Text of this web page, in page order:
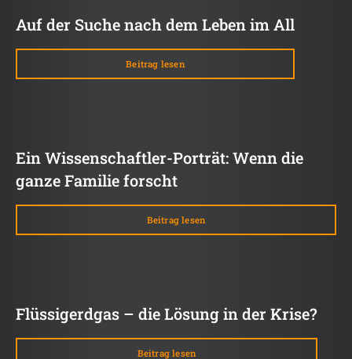
Auf der Suche nach dem Leben im All
Beitrag lesen
Ein Wissenschaftler-Porträt: Wenn die
ganze Familie forscht
Beitrag lesen
Flüssigerdgas – die Lösung in der Krise?
Beitrag lesen